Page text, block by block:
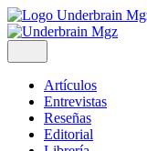
Artículos
Entrevistas
Reseñas
Editorial